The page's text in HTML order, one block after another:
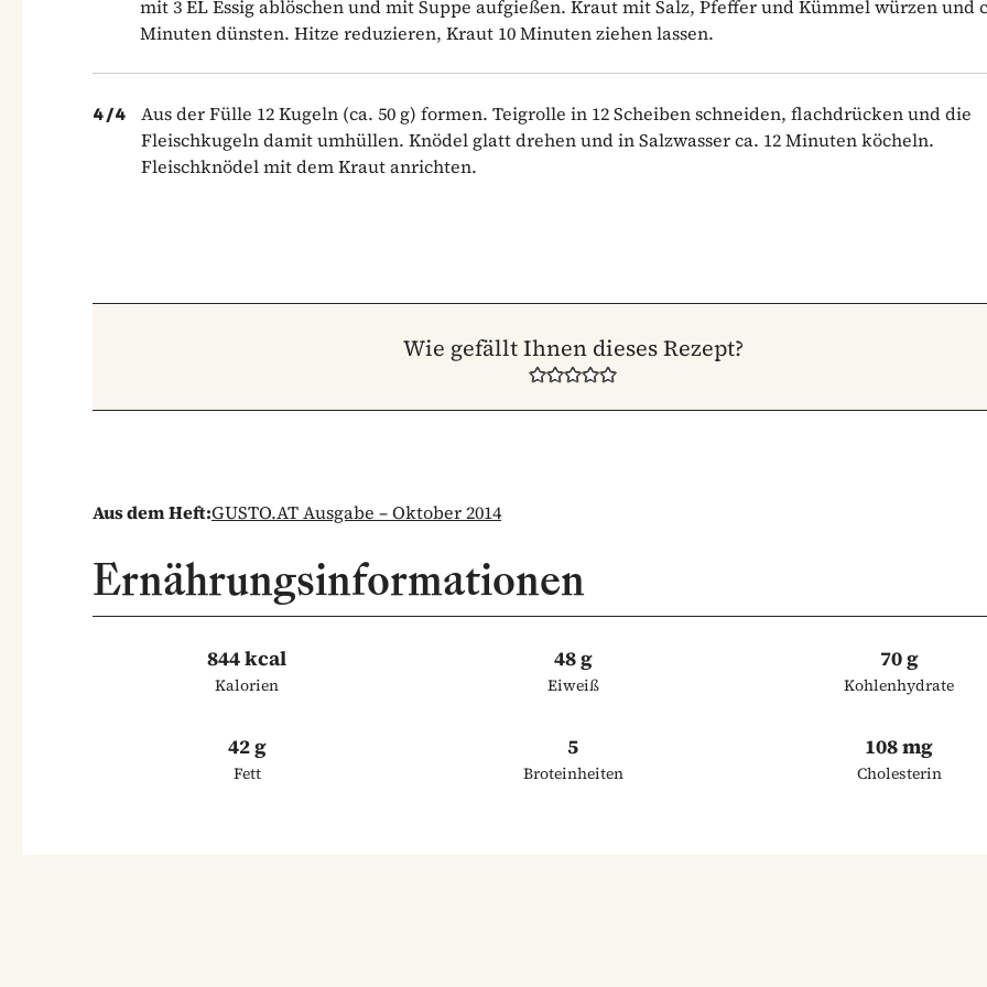
mit 3 EL Essig ablöschen und mit Suppe aufgießen. Kraut mit Salz, Pfeffer und Kümmel würzen und
Minuten dünsten. Hitze reduzieren, Kraut 10 Minuten ziehen lassen.
4/4
Aus der Fülle 12 Kugeln (ca. 50 g) formen. Teigrolle in 12 Scheiben schneiden, flachdrücken und die
Fleischkugeln damit umhüllen. Knödel glatt drehen und in Salzwasser ca. 12 Minuten köcheln.
Fleischknödel mit dem Kraut anrichten.
Wie gefällt Ihnen dieses Rezept?
Aus dem Heft:GUSTO.AT Ausgabe – Oktober 2014
Ernährungsinformationen
844 kcal
Kalorien
48 g
Eiweiß
70 g
Kohlenhydrate
42 g
Fett
5
Broteinheiten
108 mg
Cholesterin